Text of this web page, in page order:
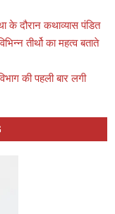
के दौरान कथाव्यास पंडित
तीर्थो का महत्व बताते
की पहली बार लगी